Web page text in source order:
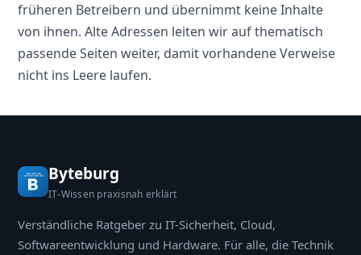
früheren Betreibern und übernimmt keine Inhalte
von ihnen. Alte Adressen leiten wir auf thematisch
passende Seiten weiter, damit vorhandene Verweise
nicht ins Leere laufen.
Byteburg
IT-Wissen praxisnah erklärt
Verständliche Ratgeber zu IT-Sicherheit, Cloud,
Softwareentwicklung und Hardware. Für alle, die Technik